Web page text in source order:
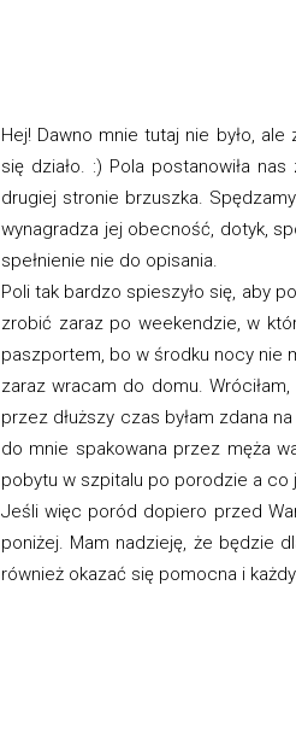
Hej! Dawno mnie tutaj nie było,
się działo. :) Pola postanowiła
drugiej stronie brzuszka.
wynagradza jej obecność, dotyk,
spełnienie nie do opisania.
Poli tak bardzo spieszyło się, aby
zrobić zaraz po weekendzie, w
paszportem, bo w środku nocy nie
zaraz wracam do domu.
przez dłuższy czas byłam zdana
do mnie spakowana przez męża
pobytu w szpitalu po porodzie a co
Jeśli więc poród dopiero przed
poniżej. Mam nadzieję, że będzie
również okazać się pomocna i